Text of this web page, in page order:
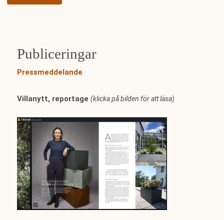
Publiceringar
Pressmeddelande
Villanytt, reportage (klicka på bilden för att läsa)